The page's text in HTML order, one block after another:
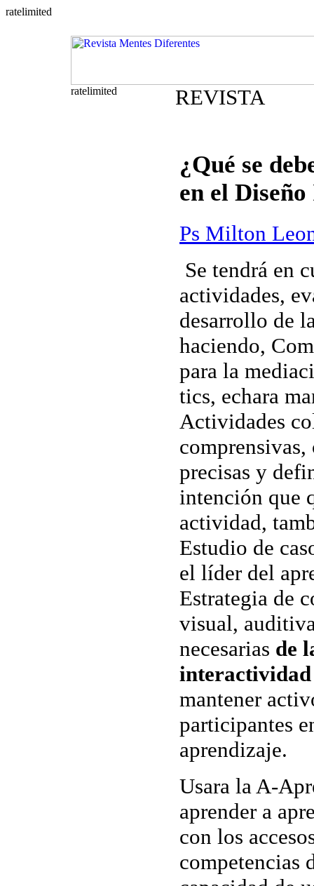
REVISTA
¿Qué se
en el
Ps Milton
Se tendrá en
actividades,
desarrollo de
haciendo,
para la
tics, echara
Actividades
precisas y
intención que
actividad,
Estudio de
el líder del
Estrategia de
visual,
necesarias de
interactividad
mantener
participantes
aprendizaje.
Usara la A-
aprender a
con los
competencias